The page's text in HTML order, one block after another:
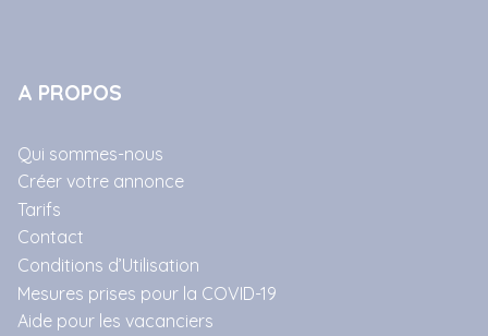
A PROPOS
Qui sommes-nous
Créer votre annonce
Tarifs
Contact
Conditions d’Utilisation
Mesures prises pour la COVID-19
Aide pour les vacanciers